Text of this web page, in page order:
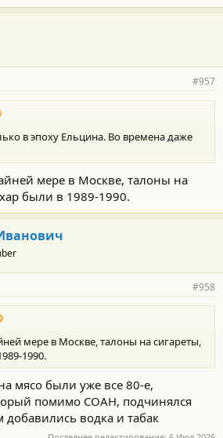
#957
в эпоху Ельцина. Во времена даже
мере в Москве, талоны на
были в 1989-1990.
#958
мере в Москве, талоны на сигареты,
1990.
мясо были уже все 80-е,
помимо СОАН, подчинялся
водка и табак